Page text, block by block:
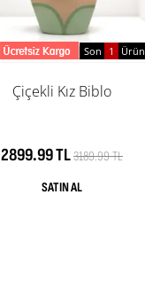
Son 1 Ürün
Çiçekli Kız Biblo
2899.99 TL3189.99 TL